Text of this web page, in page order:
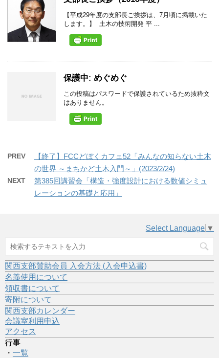
【平成29年度の支部長ご挨拶は、7月頃に掲載いた
します。】 土木の技術開発 平 ...
保護中: めぐめぐ
この投稿はパスワードで保護されているため抜粋文
はありません。
PREV
【終了】FCCどぼくカフェ52「みんなの知らない土木
の世界 ～まちかど土木入門～」(2023/2/24)
NEXT
第385回講習会「構造・強度設計における数値シミュ
レーションの基礎と応用」
Select Language ▼
関西支部賛助会員 入会方法 (入会申込書)
名義使用について
領収書について
寄附について
関西支部カレンダー
会議室利用申込
アクセス
行事
・ 一覧